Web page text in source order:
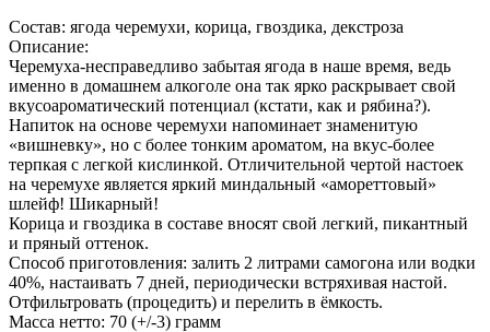
Состав: ягода черемухи, корица, гвоздика, декстроза
Описание:
Черемуха-несправедливо забытая ягода в наше время, ведь
именно в домашнем алкоголе она так ярко раскрывает свой
вкусоароматический потенциал (кстати, как и рябина?).
Напиток на основе черемухи напоминает знаменитую
«вишневку», но с более тонким ароматом, на вкус-более
терпкая с легкой кислинкой. Отличительной чертой настоек
на черемухе является яркий миндальный «амореттовый»
шлейф! Шикарный!
Корица и гвоздика в составе вносят свой легкий, пикантный
и пряный оттенок.
Способ приготовления: залить 2 литрами самогона или водки
40%, настаивать 7 дней, периодически встряхивая настой.
Отфильтровать (процедить) и перелить в ёмкость.
Масса нетто: 70 (+/-3) грамм